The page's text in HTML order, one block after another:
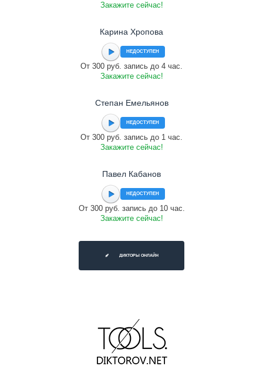
Закажите сейчас!
Карина Хропова
НЕДОСТУПЕН
От 300 руб. запись до 4 час.
Закажите сейчас!
Степан Емельянов
НЕДОСТУПЕН
От 300 руб. запись до 1 час.
Закажите сейчас!
Павел Кабанов
НЕДОСТУПЕН
От 300 руб. запись до 10 час.
Закажите сейчас!
ДИКТОРЫ ОНЛАЙН